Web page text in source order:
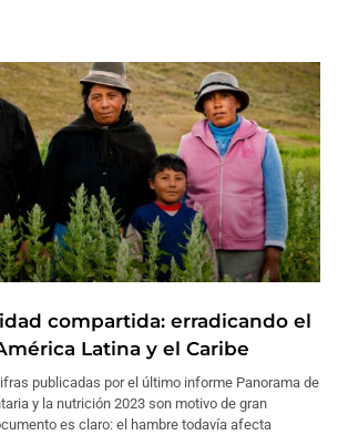
compartida: erradicando el
Latina y el Caribe
publicadas por el último informe Panorama de
y la nutrición 2023 son motivo de gran
es claro: el hambre todavía afecta